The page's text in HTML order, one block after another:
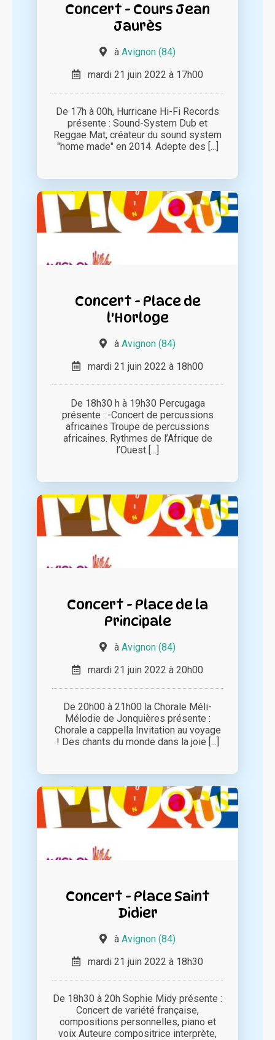
Concert - Cours Jean
Jaurès
à Avignon (84)
mardi 21 juin 2022 à 17h00
De 17h à 00h, Hurricane Hi-Fi Records
présente : Sound-System Dub et
Reggae Mat, créateur du sound system
"home made" en 2014. Adepte des [...]
Concert - Place de
l'Horloge
à Avignon (84)
mardi 21 juin 2022 à 18h00
De 18h30 h à 19h30 Percugaga
présente : -Concert de percussions
africaines Troupe de percussions
africaines. Rythmes de l’Afrique de
l’Ouest [...]
Concert - Place de la
Principale
à Avignon (84)
mardi 21 juin 2022 à 20h00
De 20h00 à 21h00 la Chorale Méli-
Mélodie de Jonquières présente :
Chorale a cappella Invitation au voyage
! Des chants du monde dans la joie [...]
Concert - Place Saint
Didier
à Avignon (84)
mardi 21 juin 2022 à 18h30
De 18h30 à 20h Sophie Midy présente :
Concert de variété française,
compositions personnelles, piano et
voix Auteure compositrice interprète,